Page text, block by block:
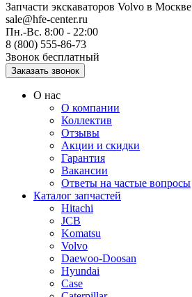
Запчасти экскаваторов Volvo в Москве
sale@hfe-center.ru
Пн.-Вс. 8:00 - 22:00
8 (800) 555-86-73
Звонок бесплатный
О нас
О компании
Коллектив
Отзывы
Акции и скидки
Гарантия
Вакансии
Ответы на частые вопросы
Каталог запчастей
Hitachi
JCB
Komatsu
Volvo
Daewoo-Doosan
Hyundai
Case